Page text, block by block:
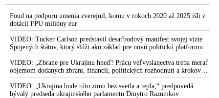
Fond na podporu umenia zverejnil, komu v rokoch 2020 až 2025 išli z
dotácií FPU milióny eur
VIDEO: Tucker Carlson predstavil desaťbodový manifest svojej vízie
Spojených štátov, ktorý slúži ako základ pre novú politickú platformu
odštiepeneckej frakcie hnutia MAGA
VIDEO: „Zbrane pre Ukrajinu hneď! Prácu veľvyslanectva treba merať
objemom dodaných zbraní, financií, politických rozhodnutí a krokov
tlaku na nepriateľa,“ povedal Volodymyr Zelenskyj zhromaždeným
ukrajinským diplomatom v Kyjeve. Donald Trump mu potom odkázal,
že USA Ukrajine nedodajú protiraketové systémy Patriot
VIDEO: „Ukrajina bude túto zimu bez svetla a tepla,“ predpovedá
bývalý predseda ukrajinského parlamentu Dmytro Razumkov